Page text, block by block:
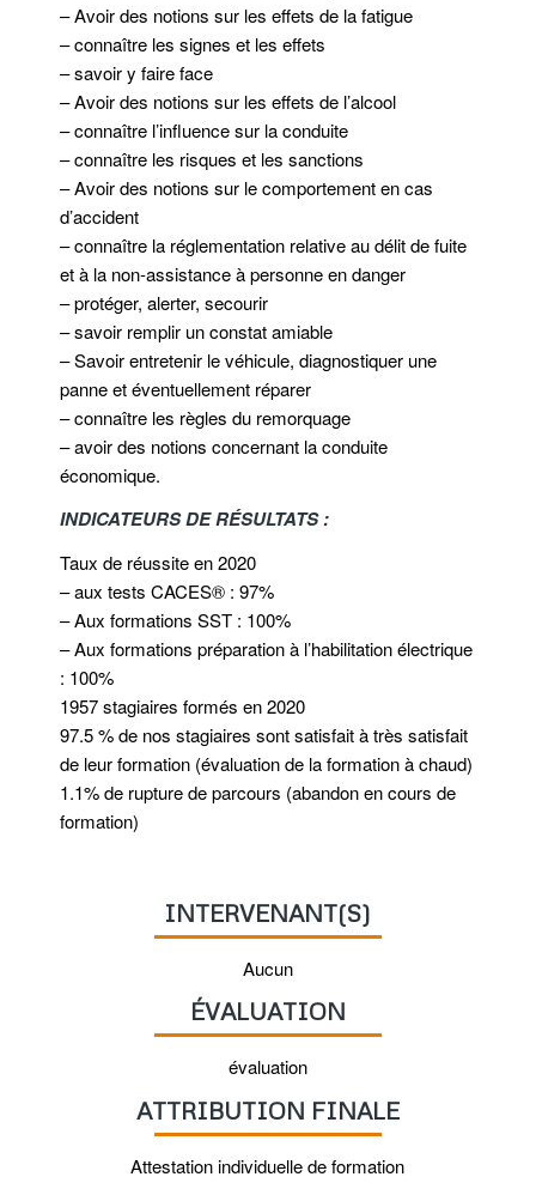
– Avoir des notions sur les effets de la fatigue
– connaître les signes et les effets
– savoir y faire face
– Avoir des notions sur les effets de l’alcool
– connaître l’influence sur la conduite
– connaître les risques et les sanctions
– Avoir des notions sur le comportement en cas
d’accident
– connaître la réglementation relative au délit de fuite
et à la non-assistance à personne en danger
– protéger, alerter, secourir
– savoir remplir un constat amiable
– Savoir entretenir le véhicule, diagnostiquer une
panne et éventuellement réparer
– connaître les règles du remorquage
– avoir des notions concernant la conduite
économique.
INDICATEURS DE RÉSULTATS :
Taux de réussite en 2020
– aux tests CACES® : 97%
– Aux formations SST : 100%
– Aux formations préparation à l’habilitation électrique
: 100%
1957 stagiaires formés en 2020
97.5 % de nos stagiaires sont satisfait à très satisfait
de leur formation (évaluation de la formation à chaud)
1.1% de rupture de parcours (abandon en cours de
formation)
INTERVENANT(S)
Aucun
ÉVALUATION
évaluation
ATTRIBUTION FINALE
Attestation individuelle de formation